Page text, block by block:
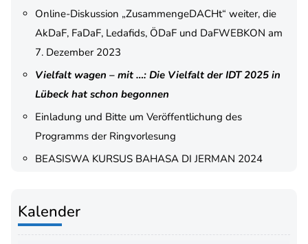
Online-Diskussion „ZusammengeDACHt“ weiter, die
AkDaF, FaDaF, Ledafids, ÖDaF und DaFWEBKON am
7. Dezember 2023
Vielfalt wagen – mit …: Die Vielfalt der IDT 2025 in
Lübeck hat schon begonnen
Einladung und Bitte um Veröffentlichung des
Programms der Ringvorlesung
BEASISWA KURSUS BAHASA DI JERMAN 2024
Kalender